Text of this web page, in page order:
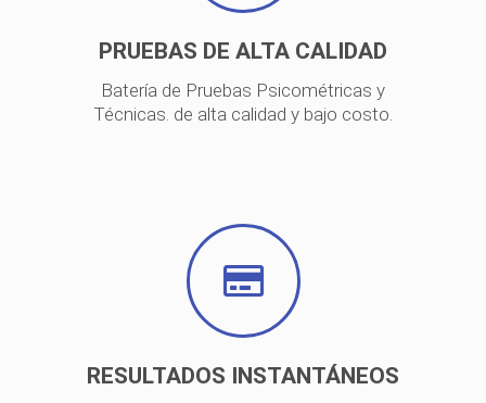
PRUEBAS DE ALTA CALIDAD
Batería de Pruebas Psicométricas y
Técnicas. de alta calidad y bajo costo.
RESULTADOS INSTANTÁNEOS